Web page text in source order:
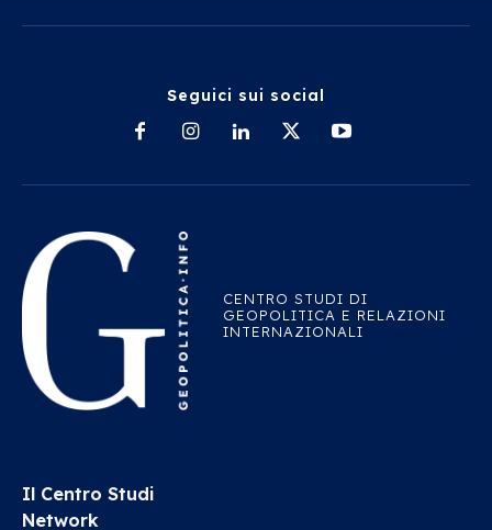
Seguici sui social
CENTRO STUDI DI
GEOPOLITICA E RELAZIONI
INTERNAZIONALI
Il Centro Studi
Network